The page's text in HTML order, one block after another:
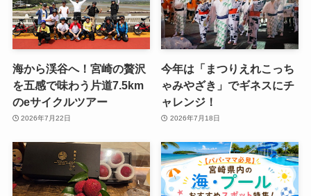
海から渓谷へ！宮崎の贅沢
を五感で味わう片道7.5km
のeサイクルツアー
2026年7月22日
今年は「まつりえれこっち
ゃみやざき」でギネスにチ
ャレンジ！
2026年7月18日